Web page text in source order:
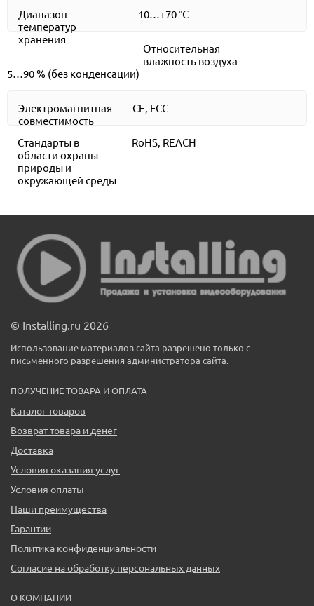
Диапазон
температур
хранения
−10…+70 °C
Относительная
влажность воздуха
5…90 % (без конденсации)
Электромагнитная
совместимость
CE, FCC
Стандарты в
области охраны
природы и
окружающей среды
RoHS, REACH
© Installing.ru 2026
Использование материалов сайта разрешено только с
письменного разрешения администратора сайта.
ПОЛУЧЕНИЕ ТОВАРА И ОПЛАТА
Каталог товаров
Возврат товара и денег
Доставка
Условия оказания услуг
Условия оплаты
Наши преимущества
Гарантии
Политика конфиденциальности
Согласие на обработку персональных данных
О КОМПАНИИ